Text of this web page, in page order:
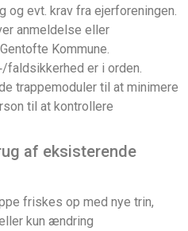
og evt. krav fra ejerforeningen.
anmeldelse eller
Kommune.
faldsikkerhed er i orden.
trappemoduler til at minimere
til at kontrollere
af eksisterende
friskes op med nye trin,
kun ændring